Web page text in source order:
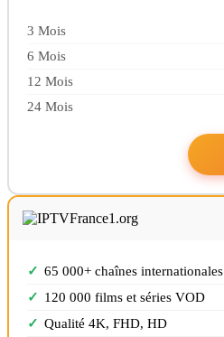
3 Mois
6 Mois
12 Mois
24 Mois
65 000+ chaînes internationales
120 000 films et séries VOD
Qualité 4K, FHD, HD